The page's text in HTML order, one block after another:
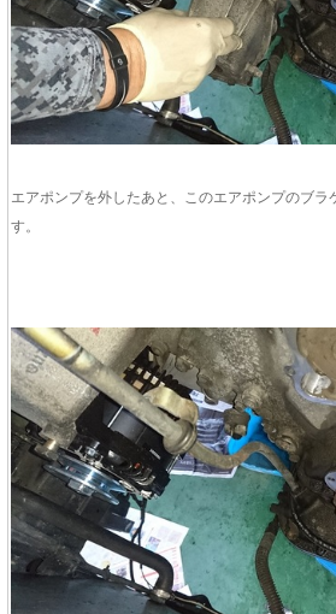
エアポンプを外したあと、このエアポンプのブラ
す。